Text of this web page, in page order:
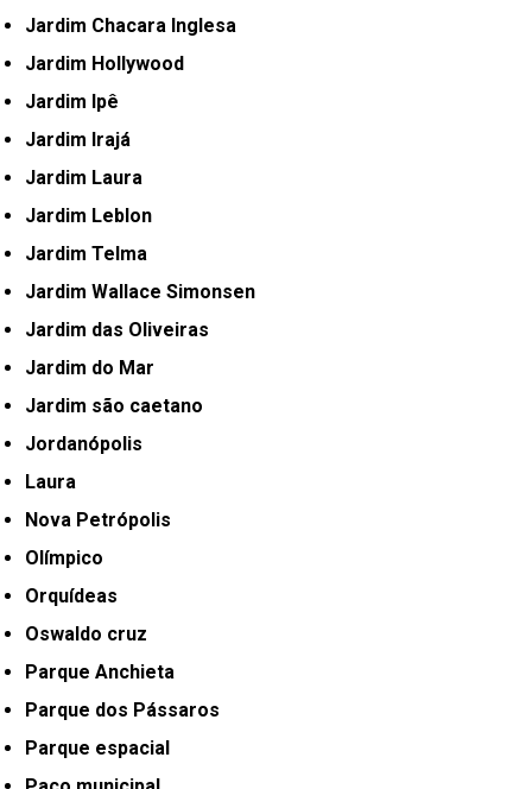
Jardim Chacara Inglesa
Jardim Hollywood
Jardim Ipê
Jardim Irajá
Jardim Laura
Jardim Leblon
Jardim Telma
Jardim Wallace Simonsen
Jardim das Oliveiras
Jardim do Mar
Jardim são caetano
Jordanópolis
Laura
Nova Petrópolis
Olímpico
Orquídeas
Oswaldo cruz
Parque Anchieta
Parque dos Pássaros
Parque espacial